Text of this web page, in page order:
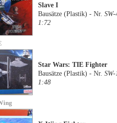
Slave I
Bausätze (Plastik) - Nr. SW-
1:72
Star Wars: TIE Fighter
Bausätze (Plastik) - Nr. SW-
1:48